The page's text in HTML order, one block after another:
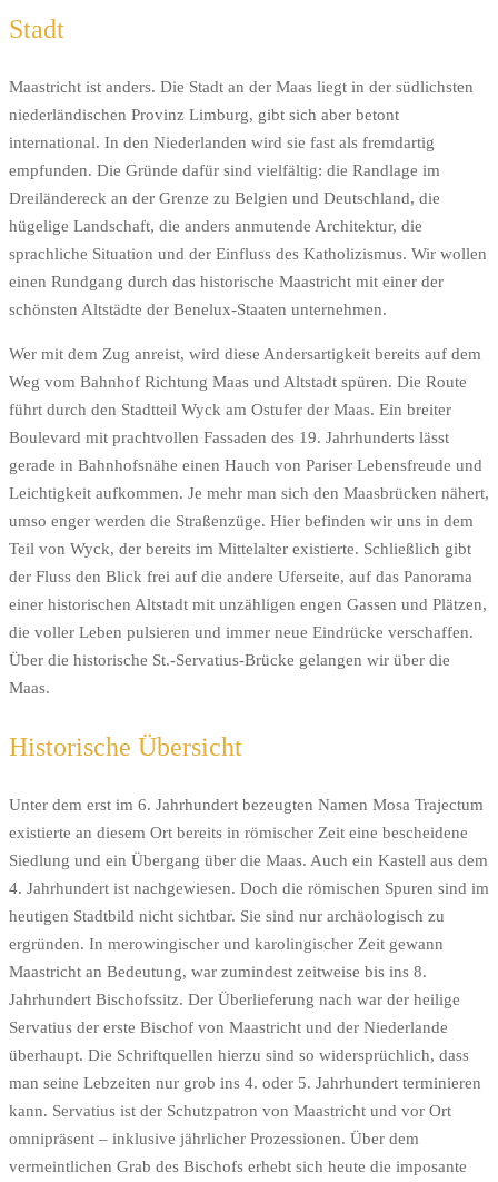
Stadt
Maastricht ist anders. Die Stadt an der Maas liegt in der südlichsten
niederländischen Provinz Limburg, gibt sich aber betont
international. In den Niederlanden wird sie fast als fremdartig
empfunden. Die Gründe dafür sind vielfältig: die Randlage im
Dreiländereck an der Grenze zu Belgien und Deutschland, die
hügelige Landschaft, die anders anmutende Architektur, die
sprachliche Situation und der Einfluss des Katholizismus. Wir wollen
einen Rundgang durch das historische Maastricht mit einer der
schönsten Altstädte der Benelux-Staaten unternehmen.
Wer mit dem Zug anreist, wird diese Andersartigkeit bereits auf dem
Weg vom Bahnhof Richtung Maas und Altstadt spüren. Die Route
führt durch den Stadtteil Wyck am Ostufer der Maas. Ein breiter
Boulevard mit prachtvollen Fassaden des 19. Jahrhunderts lässt
gerade in Bahnhofsnähe einen Hauch von Pariser Lebensfreude und
Leichtigkeit aufkommen. Je mehr man sich den Maasbrücken nähert,
umso enger werden die Straßenzüge. Hier befinden wir uns in dem
Teil von Wyck, der bereits im Mittelalter existierte. Schließlich gibt
der Fluss den Blick frei auf die andere Uferseite, auf das Panorama
einer historischen Altstadt mit unzähligen engen Gassen und Plätzen,
die voller Leben pulsieren und immer neue Eindrücke verschaffen.
Über die historische St.-Servatius-Brücke gelangen wir über die
Maas.
Historische Übersicht
Unter dem erst im 6. Jahrhundert bezeugten Namen Mosa Trajectum
existierte an diesem Ort bereits in römischer Zeit eine bescheidene
Siedlung und ein Übergang über die Maas. Auch ein Kastell aus dem
4. Jahrhundert ist nachgewiesen. Doch die römischen Spuren sind im
heutigen Stadtbild nicht sichtbar. Sie sind nur archäologisch zu
ergründen. In merowingischer und karolingischer Zeit gewann
Maastricht an Bedeutung, war zumindest zeitweise bis ins 8.
Jahrhundert Bischofssitz. Der Überlieferung nach war der heilige
Servatius der erste Bischof von Maastricht und der Niederlande
überhaupt. Die Schriftquellen hierzu sind so widersprüchlich, dass
man seine Lebzeiten nur grob ins 4. oder 5. Jahrhundert terminieren
kann. Servatius ist der Schutzpatron von Maastricht und vor Ort
omnipräsent – inklusive jährlicher Prozessionen. Über dem
vermeintlichen Grab des Bischofs erhebt sich heute die imposante